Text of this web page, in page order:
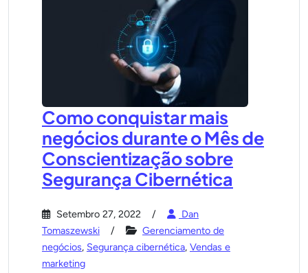
Como conquistar mais
negócios durante o Mês de
Conscientização sobre
Segurança Cibernética
Setembro 27, 2022
Dan
Tomaszewski
Gerenciamento de
negócios, Segurança cibernética, Vendas e
marketing